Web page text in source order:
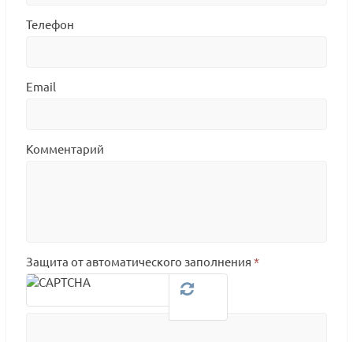
Телефон
Email
Комментарий
Защита от автоматического заполнения *